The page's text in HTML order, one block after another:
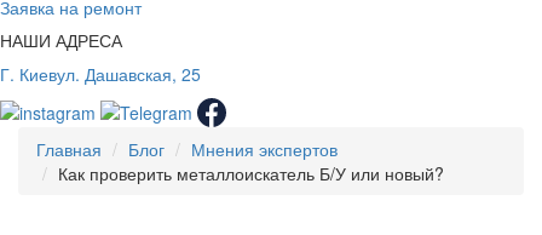
Заявка на ремонт
НАШИ АДРЕСА
Г. Киевул. Дашавская, 25
Главная Блог
Мнения экспертов
Как проверить металлоискатель Б/У или новый?